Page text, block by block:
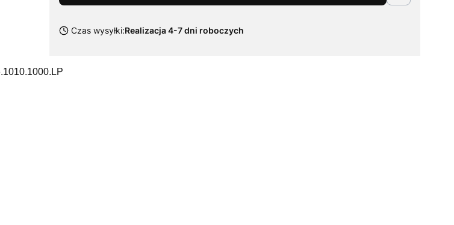
Czas wysyłki:Realizacja 4-7 dni roboczych